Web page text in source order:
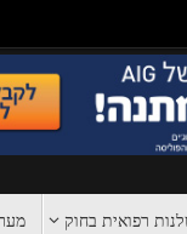
רפואית בחוק